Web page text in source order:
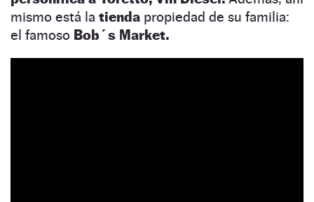
mismo está la tienda propiedad de su familia:
el famoso Bob´s Market.